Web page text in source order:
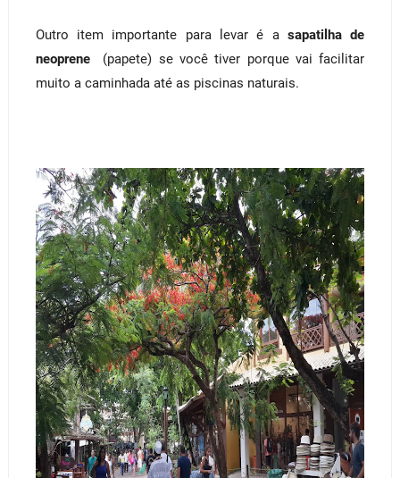
Outro item importante para levar é a sapatilha de
neoprene(papete) se você tiver porque vai facilitar
muito a caminhada até as piscinas naturais.